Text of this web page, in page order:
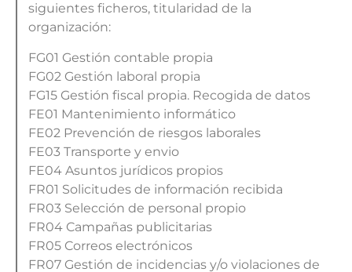
siguientes ficheros, titularidad de la
organización:
FG01 Gestión contable propia
FG02 Gestión laboral propia
FG15 Gestión fiscal propia. Recogida de datos
FE01 Mantenimiento informático
FE02 Prevención de riesgos laborales
FE03 Transporte y envio
FE04 Asuntos jurídicos propios
FR01 Solicitudes de información recibida
FR03 Selección de personal propio
FR04 Campañas publicitarias
FR05 Correos electrónicos
FR07 Gestión de incidencias y/o violaciones de